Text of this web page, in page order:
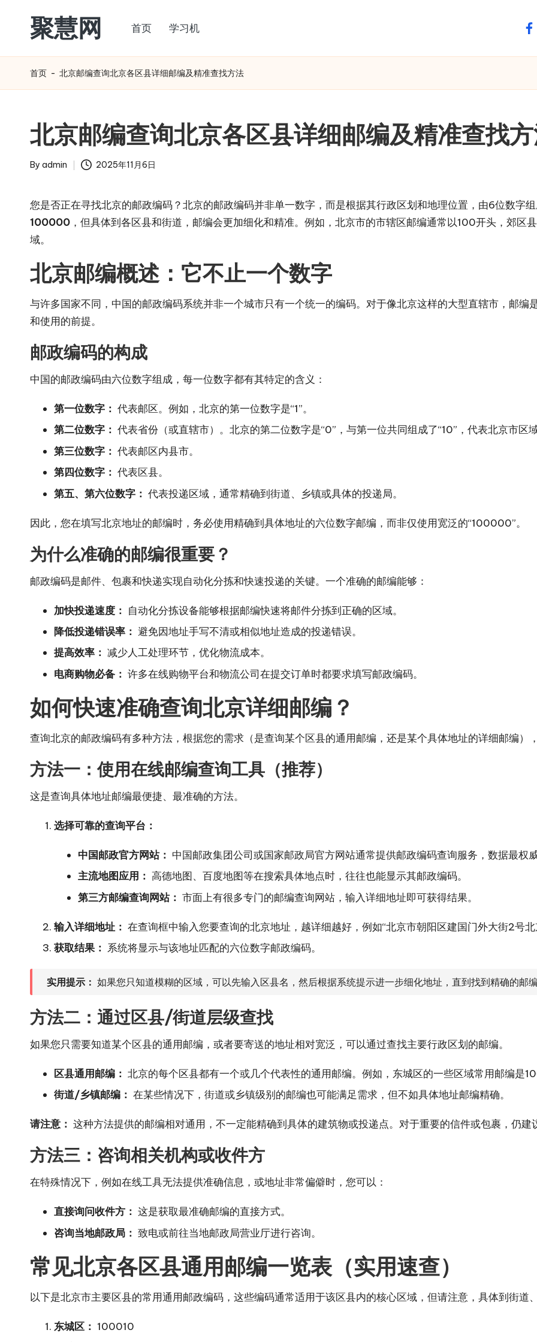
content
聚慧网 首页 学习机
首页 - 北京邮编查询北京各区县详细邮编及精准查找方法
北京邮编查询北京各区县详细邮编及精准查找
Posted
By admin 2025年11月6日
您是否正在寻找北京的邮政编码？北京的邮政编码并非单一数字，而是根据其行政区划和地理位置，由6位数字
100000 ，但具体到各区县和街道，邮编会更加细化和精准。例如，北京市的市辖区邮编通常以100开头，郊区
域。
北京邮编概述：它不止一个数字
与许多国家不同，中国的邮政编码系统并非一个城市只有一个统一的编码。对于像北京这样的大型直辖市，邮编
和使用的前提。
邮政编码的构成
中国的邮政编码由六位数字组成，每一位数字都有其特定的含义：
第一位数字： 代表邮区。例如，北京的第一位数字是“1”。
第二位数字： 代表省份（或直辖市）。北京的第二位数字是“0”，与第一位共同组成了“10”，代表北京市区域
第三位数字： 代表邮区内县市。
第四位数字： 代表区县。
第五、第六位数字： 代表投递区域，通常精确到街道、乡镇或具体的投递局。
因此，您在填写北京地址的邮编时，务必使用精确到具体地址的六位数字邮编，而非仅使用宽泛的“100000”。
为什么准确的邮编很重要？
邮政编码是邮件、包裹和快递实现自动化分拣和快速投递的关键。一个准确的邮编能够：
加快投递速度： 自动化分拣设备能够根据邮编快速将邮件分拣到正确的区域。
降低投递错误率： 避免因地址手写不清或相似地址造成的投递错误。
提高效率： 减少人工处理环节，优化物流成本。
电商购物必备： 许多在线购物平台和物流公司在提交订单时都要求填写邮政编码。
如何快速准确查询北京详细邮编？
查询北京的邮政编码有多种方法，根据您的需求（是查询某个区县的通用邮编，还是某个具体地址的详细邮编）
方法一：使用在线邮编查询工具（推荐）
这是查询具体地址邮编最便捷、最准确的方法。
选择可靠的查询平台：
中国邮政官方网站： 中国邮政集团公司或国家邮政局官方网站通常提供邮政编码查询服务，数据最权威
主流地图应用： 高德地图、百度地图等在搜索具体地点时，往往也能显示其邮政编码。
第三方邮编查询网站： 市面上有很多专门的邮编查询网站，输入详细地址即可获得结果。
输入详细地址： 在查询框中输入您要查询的北京地址，越详细越好，例如“北京市朝阳区建国门外大街2号北
获取结果： 系统将显示与该地址匹配的六位数字邮政编码。
实用提示： 如果您只知道模糊的区域，可以先输入区县名，然后根据系统提示进一步细化地址，直到找到精确的邮编
方法二：通过区县/街道层级查找
如果您只需要知道某个区县的通用邮编，或者要寄送的地址相对宽泛，可以通过查找主要行政区划的邮编。
区县通用邮编： 北京的每个区县都有一个或几个代表性的通用邮编。例如，东城区的一些区域常用邮编是
街道/乡镇邮编： 在某些情况下，街道或乡镇级别的邮编也可能满足需求，但不如具体地址邮编精确。
请注意： 这种方法提供的邮编相对通用，不一定能精确到具体的建筑物或投递点。对于重要的信件或包裹，仍建
方法三：咨询相关机构或收件方
在特殊情况下，例如在线工具无法提供准确信息，或地址非常偏僻时，您可以：
直接询问收件方： 这是获取最准确邮编的直接方式。
咨询当地邮政局： 致电或前往当地邮政局营业厅进行咨询。
常见北京各区县通用邮编一览表（实用速查）
以下是北京市主要区县的常用通用邮政编码，这些编码通常适用于该区县内的核心区域，但请注意，具体到街道
东城区： 100010